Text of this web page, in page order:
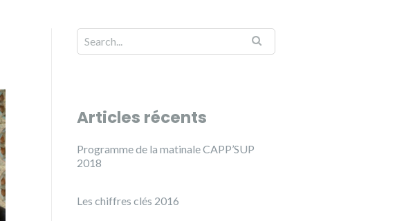
Articles récents
Programme de la matinale CAPP’SUP
2018
Les chiffres clés 2016